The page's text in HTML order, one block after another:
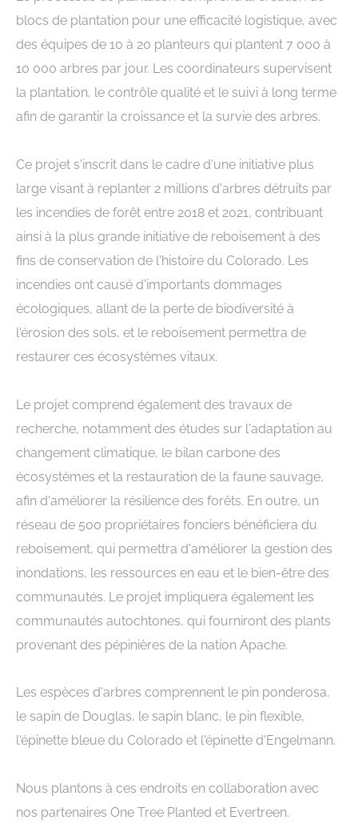
blocs de plantation pour une efficacité logistique, avec
des équipes de 10 à 20 planteurs qui plantent 7 000 à
10 000 arbres par jour. Les coordinateurs supervisent
la plantation, le contrôle qualité et le suivi à long terme
afin de garantir la croissance et la survie des arbres.
Ce projet s'inscrit dans le cadre d'une initiative plus
large visant à replanter 2 millions d'arbres détruits par
les incendies de forêt entre 2018 et 2021, contribuant
ainsi à la plus grande initiative de reboisement à des
fins de conservation de l'histoire du Colorado. Les
incendies ont causé d'importants dommages
écologiques, allant de la perte de biodiversité à
l'érosion des sols, et le reboisement permettra de
restaurer ces écosystèmes vitaux.
Le projet comprend également des travaux de
recherche, notamment des études sur l'adaptation au
changement climatique, le bilan carbone des
écosystèmes et la restauration de la faune sauvage,
afin d'améliorer la résilience des forêts. En outre, un
réseau de 500 propriétaires fonciers bénéficiera du
reboisement, qui permettra d'améliorer la gestion des
inondations, les ressources en eau et le bien-être des
communautés. Le projet impliquera également les
communautés autochtones, qui fourniront des plants
provenant des pépinières de la nation Apache.
Les espèces d'arbres comprennent le pin ponderosa,
le sapin de Douglas, le sapin blanc, le pin flexible,
l'épinette bleue du Colorado et l'épinette d'Engelmann.
Nous plantons à ces endroits en collaboration avec
nos partenaires One Tree Planted et Evertreen.